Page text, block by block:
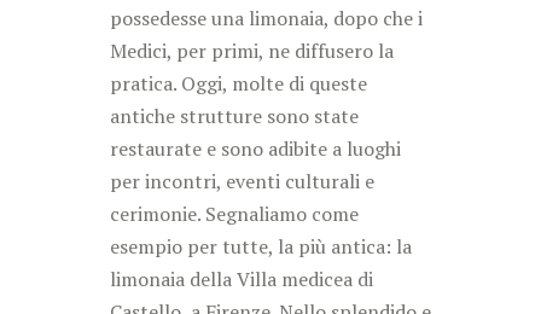
possedesse una limonaia, dopo che i
Medici, per primi, ne diffusero la
pratica. Oggi, molte di queste
antiche strutture sono state
restaurate e sono adibite a luoghi
per incontri, eventi culturali e
cerimonie. Segnaliamo come
esempio per tutte, la più antica: la
limonaia della Villa medicea di